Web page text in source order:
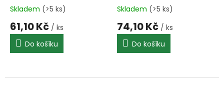
Skladem (>5 ks)
61,10 Kč / ks
Do košíku
Skladem (>5 ks)
74,10 Kč / ks
Do košíku